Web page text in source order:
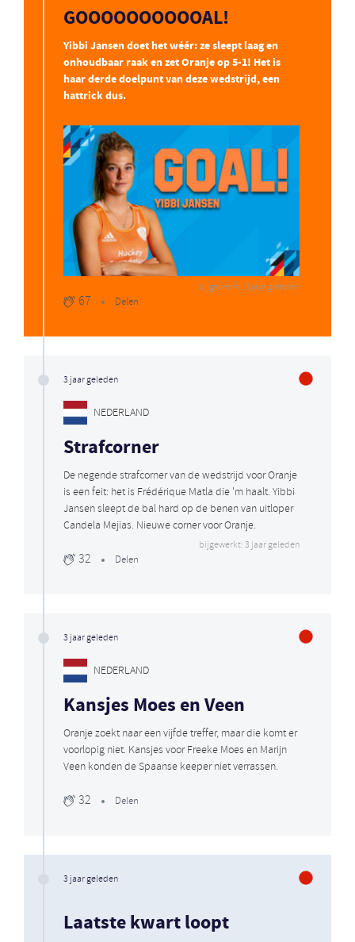
GOOOOOOOOOOAL!
Yibbi Jansen doet het wéér: ze sleept laag en
onhoudbaar raak en zet Oranje op 5-1! Het is
haar derde doelpunt van deze wedstrijd, een
hattrick dus.
bijgewerkt: 3 jaar geleden
67 Delen
3 jaar geleden
NEDERLAND
Strafcorner
De negende strafcorner van de wedstrijd voor Oranje
is een feit: het is Frédérique Matla die 'm haalt. Yibbi
Jansen sleept de bal hard op de benen van uitloper
Candela Mejias. Nieuwe corner voor Oranje.
bijgewerkt: 3 jaar geleden
32 Delen
3 jaar geleden
NEDERLAND
Kansjes Moes en Veen
Oranje zoekt naar een vijfde treffer, maar die komt er
voorlopig niet. Kansjes voor Freeke Moes en Marijn
Veen konden de Spaanse keeper niet verrassen.
32 Delen
3 jaar geleden
Laatste kwart loopt